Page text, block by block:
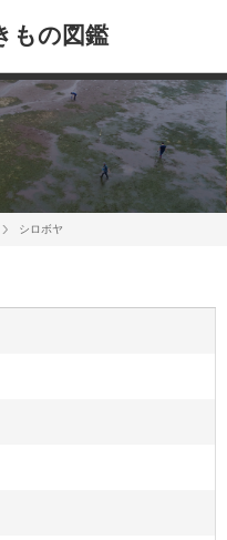
もの図鑑
シロボヤ